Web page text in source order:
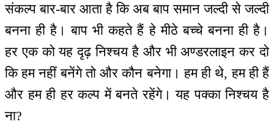
संकल्प बार-बार आता है कि अब बाप समान जल्दी से जल्दी
बनना ही है। बाप भी कहते हैं हे मीठे बच्चे बनना ही है।
हर एक को यह दृढ़ निश्चय है और भी अण्डरलाइन कर दो
कि हम नहीं बनेंगे तो और कौन बनेगा। हम ही थे, हम ही हैं
और हम ही हर कल्प में बनते रहेंगे। यह पक्का निश्चय है
ना?